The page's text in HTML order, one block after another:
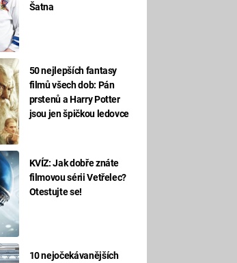
Šatna
50 nejlepších fantasy
filmů všech dob: Pán
prstenů a Harry Potter
jsou jen špičkou ledovce
KVÍZ: Jak dobře znáte
filmovou sérii Vetřelec?
Otestujte se!
10 nejočekávanějších